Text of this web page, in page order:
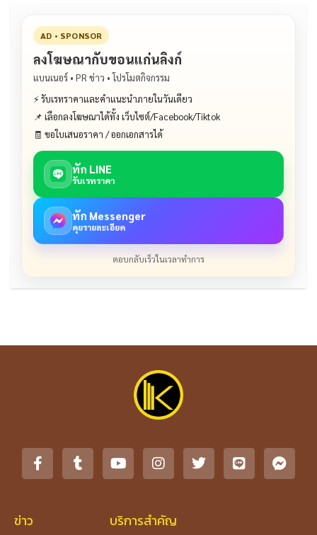
AD • SPONSOR
ลงโฆษณากับขอนแก่นลิงก์
แบนเนอร์ • PR ข่าว • โปรโมตกิจกรรม
⚡ รับเรทราคาและคำแนะนำภายในวันเดียว
📌 เลือกลงโฆษณาได้ทั้ง เว็บไซต์/Facebook/Tiktok
🧾 ขอใบเสนอราคา / ออกเอกสารได้
ทัก LINE
รับเรทราคา
ทัก Messenger
คุยรายละเอียด
ตอบกลับเร็วในเวลาทำการ
ข่าว บริการสำคัญ